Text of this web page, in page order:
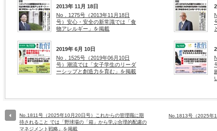
2013年 11月 18日
No．1275号（2013年11月18日
号）安心・安全の新常識では「食
物アレルギー」を掲載
2019年 6月 10日
No．1525号（2019年06月10日
号）潮流では「女子学生のリーダ
ーシップと創造力を育む」を掲載
No.1811号（2025年10月20日号）これからの管理職に期
待されること では「野球場の「箱」から学ぶ合理的配慮の
マネジメント戦略」を掲載
No.1813号（2025年